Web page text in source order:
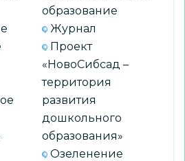
образование
Журнал
Проект
«НовоСибсад –
территория
развития
дошкольного
образования»
Озеленение